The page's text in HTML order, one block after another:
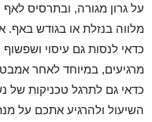
על גרון מגורה, ובתרסיס
מלווה בנזלת או בגודש באף.
כדאי לנסות גם עיסוי
מרגיעים, במיוחד לאחר
כדאי גם לתרגל טכניקות של
השיעול ולהרגיע אתכם על